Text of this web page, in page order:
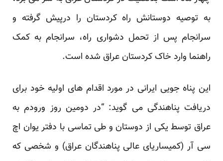
به توصیه دوستانش راه کردستان را درپیش گرفته و
سرانجام پس از تحمل دشواری راه، سرانجام به کمک
راهنما وارد خاک کردستان عراق شده است.
این پناه جویی ایرانی در مورد اقدام های اولیه خود برای
دریافت پناهندگی می گوید: “در دومین روز ورودم به
عراق توسط یکی از دوستان و طی تماسی با دفتر یوان اچ
سی آر (کمیساریای عالی پناهندگان عراق) و شخصی که